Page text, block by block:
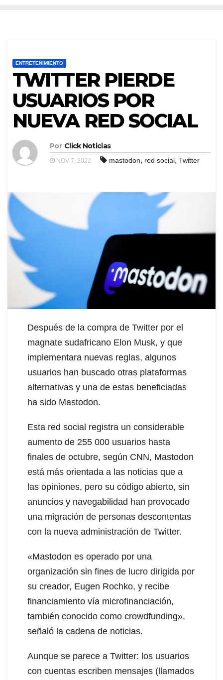
ENTRETENIMIENTO
TWITTER PIERDE
USUARIOS POR
NUEVA RED SOCIAL
Por Click Noticias
NOV 7, 2022 mastodon, red social, Twitter
Después de la compra de Twitter por el
magnate sudafricano Elon Musk, y que
implementara nuevas reglas, algunos
usuarios han buscado otras plataformas
alternativas y una de estas beneficiadas
ha sido Mastodon.
Esta red social registra un considerable
aumento de 255 000 usuarios hasta
finales de octubre, según CNN, Mastodon
está más orientada a las noticias que a
las opiniones, pero su código abierto, sin
anuncios y navegabilidad han provocado
una migración de personas descontentas
con la nueva administración de Twitter.
«Mastodon es operado por una
organización sin fines de lucro dirigida por
su creador, Eugen Rochko, y recibe
financiamiento vía microfinanciación,
también conocido como crowdfunding»,
señaló la cadena de noticias.
Aunque se parece a Twitter: los usuarios
con cuentas escriben mensajes (llamados